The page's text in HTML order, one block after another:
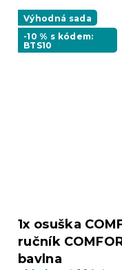
Výhodná sada
-10 % s kódem:
BTS10
1x osuška
ručník
bavlna